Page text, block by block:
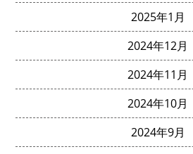
2025年1月
2024年12月
2024年11月
2024年10月
2024年9月